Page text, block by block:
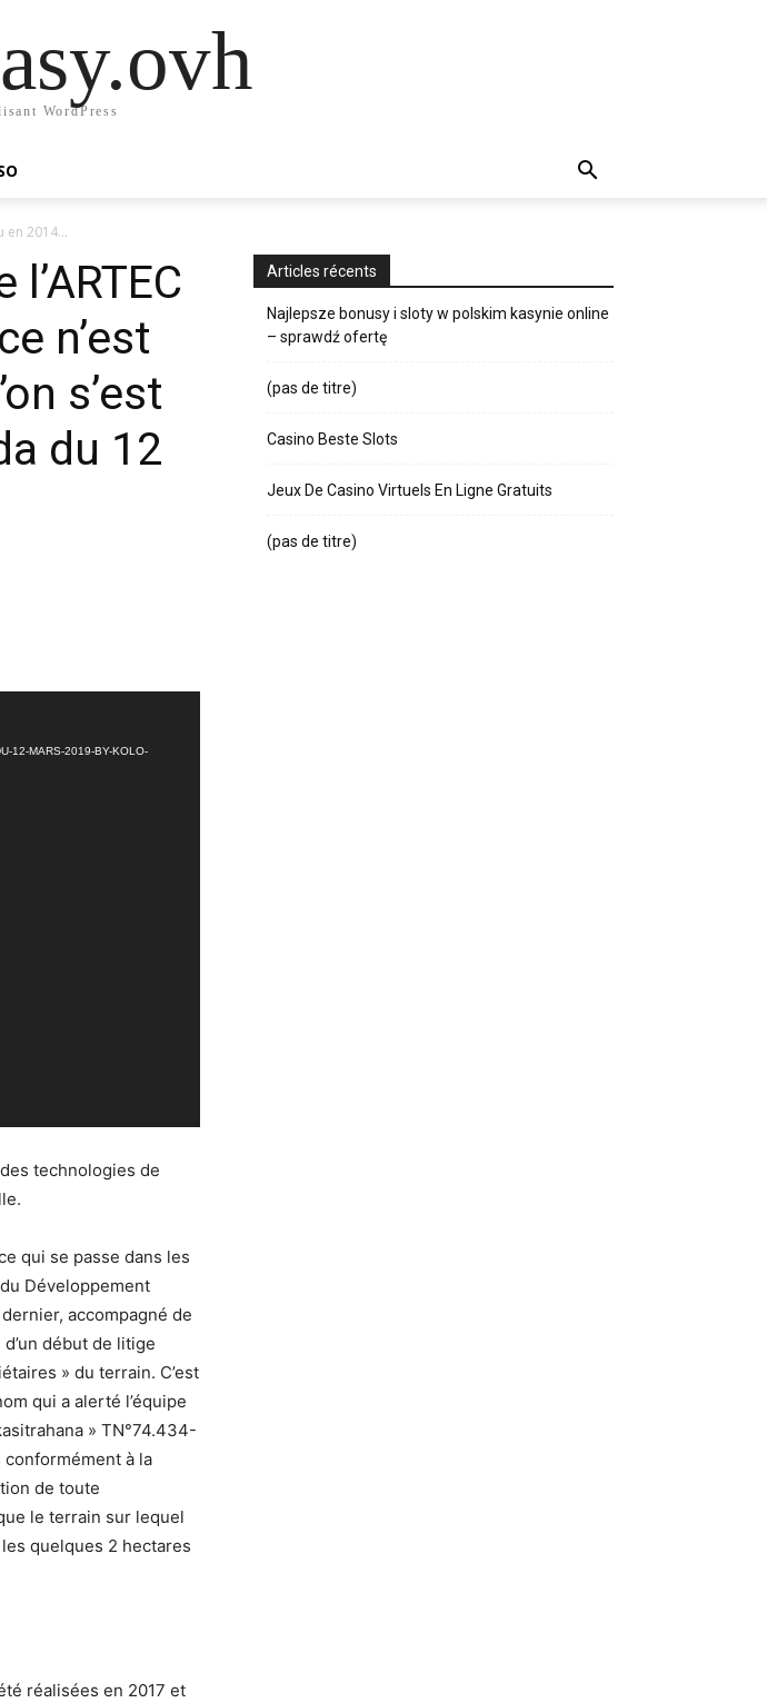
WordPress
en 2014...
n’est
s’est
du 12
12-MARS-2019-BY-KOLO-
technologies de
qui se passe dans les
Développement
accompagné de
début de litige
» du terrain. C’est
qui a alerté l’équipe
» TN°74.434-
à la
de toute
le terrain sur lequel
quelques 2 hectares
réalisées en 2017 et
Articles récents
Najlepsze bonusy i sloty w polskim kasynie online
– sprawdź ofertę
(pas de titre)
Casino Beste Slots
Jeux De Casino Virtuels En Ligne Gratuits
(pas de titre)